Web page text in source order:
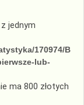
jednym
170974/B
lub-
ma 800 złotych